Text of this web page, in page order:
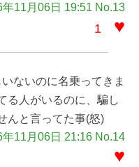
11月06日 19:51 No.13
1 ♥
ないのに名乗ってきま
る人がいるのに、騙し
んと言ってた事(怒)
11月06日 21:16 No.14
♥